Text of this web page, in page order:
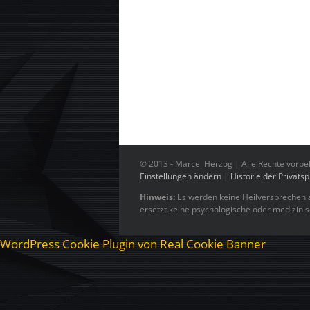
© 2013 - Marcel Herzog | Alle Rechte
Einstellungen ändern | Historie der
Hinweis: Es werden keine
ersetzt keine psychologische oder
WordPress Cookie Plugin von Real Cookie Banner